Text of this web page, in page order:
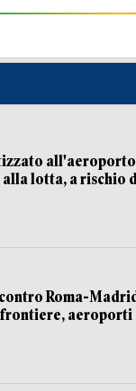
all'aeroporto
lotta, a rischio
Roma-
aeroporti